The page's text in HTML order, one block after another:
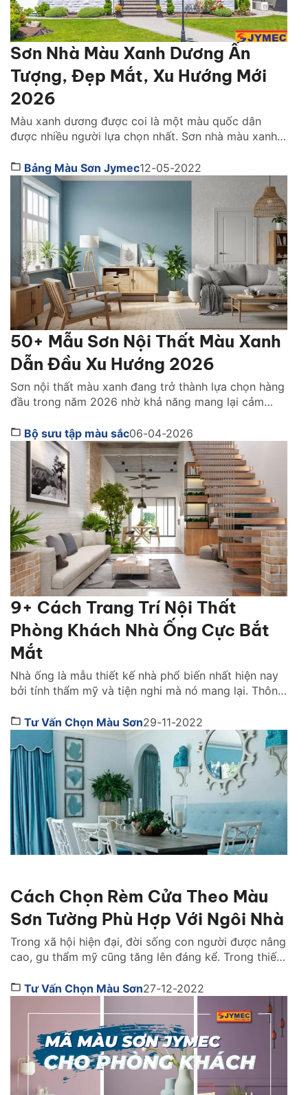
Sơn Nhà Màu Xanh Dương Ấn
Tượng, Đẹp Mắt, Xu Hướng Mới
2026
Màu xanh dương được coi là một màu quốc dân
được nhiều người lựa chọn nhất. Sơn nhà màu xanh
vì vẻ đẹp trẻ trung và trang nhã của nó. Dưới đây tôi
sẽ gợi ý cho bạn những mẫu nhà màu xanh […]
Bảng Màu Sơn Jymec12-05-2022
50+ Mẫu Sơn Nội Thất Màu Xanh
Dẫn Đầu Xu Hướng 2026
Sơn nội thất màu xanh đang trở thành lựa chọn hàng
đầu trong năm 2026 nhờ khả năng mang lại cảm
phong cách khác nhau. Màu xanh sử dụng cho nội
thất giúp không gian nhà bạn trở nên rộng hơn, sáng
hơn và […]
Bộ sưu tập màu sắc06-04-2026
9+ Cách Trang Trí Nội Thất
Phòng Khách Nhà Ống Cực Bắt
Mắt
Nhà ống là mẫu thiết kế nhà phổ biến nhất hiện nay
bởi tính thẩm mỹ và tiện nghi mà nó mang lại. Thông
dựa theo tổng thể thiết kế từng mảng, hỗ trợ nhau
tạo nên phong cách nhất định. Tìm hiểu ngay cách
trang […]
Tư Vấn Chọn Màu Sơn29-11-2022
Cách Chọn Rèm Cửa Theo Màu
Sơn Tường Phù Hợp Với Ngôi Nhà
Trong xã hội hiện đại, đời sống con người được nâng
cao, gu thẩm mỹ cũng tăng lên đáng kể. Trong thiết
vật không thể bỏ qua. Một chiếc rèm cửa không chỉ
Tư Vấn Chọn Màu Sơn27-12-2022